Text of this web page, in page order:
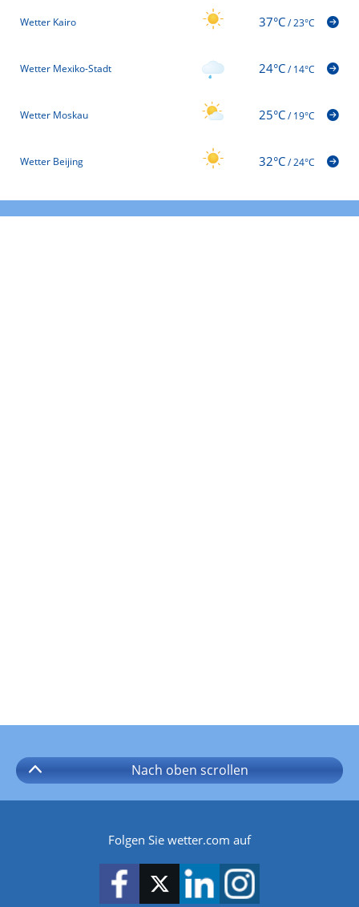
Wetter Kairo 37°C/23°C
Wetter Mexiko-Stadt 24°C/14°C
Wetter Moskau 25°C/19°C
Wetter Beijing 32°C/24°C
Nach oben scrollen
Folgen Sie wetter.com auf